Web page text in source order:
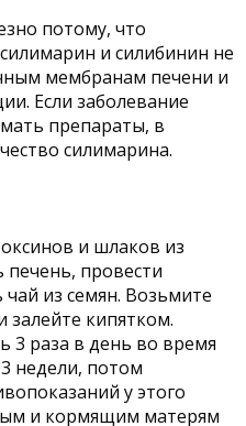
потому, что
и силибинин не
мембранам печени и
Если заболевание
препараты, в
силимарина.
и шлаков из
печень, провести
из семян. Возьмите
кипятком.
3 раза в день во время
недели, потом
у этого
и кормящим матерям